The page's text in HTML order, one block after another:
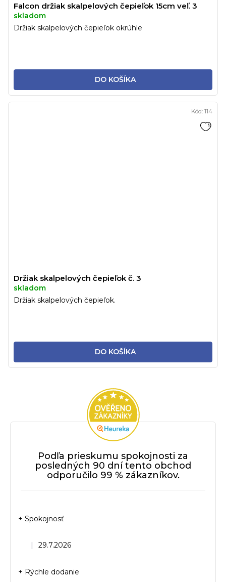
Falcon držiak skalpelových čepieľok 15cm veľ. 3
skladom
DO KOŠÍKA
Držiak skalpelových čepieľok okrúhle
Držiak skalpelových čepieľok č. 3
skladom
DO KOŠÍKA
Držiak skalpelových čepieľok.
Kód: 114
Podľa prieskumu spokojnosti za
posledných 90 dní tento obchod
odporučilo 99 % zákazníkov.
Hodnotenie obchodu je 5 z 5 hviezdičiek.
| 29.7.2026
+ Spokojnosť
+ Rýchle dodanie